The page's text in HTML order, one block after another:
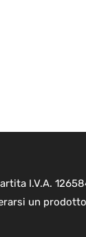
I.V.A.
un